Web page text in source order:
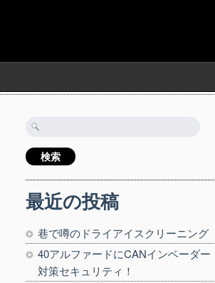
検
最近の投稿
巷で噂のドライアイスクリーニング
40アルファードにCANインベーダー
対策セキュリティ！